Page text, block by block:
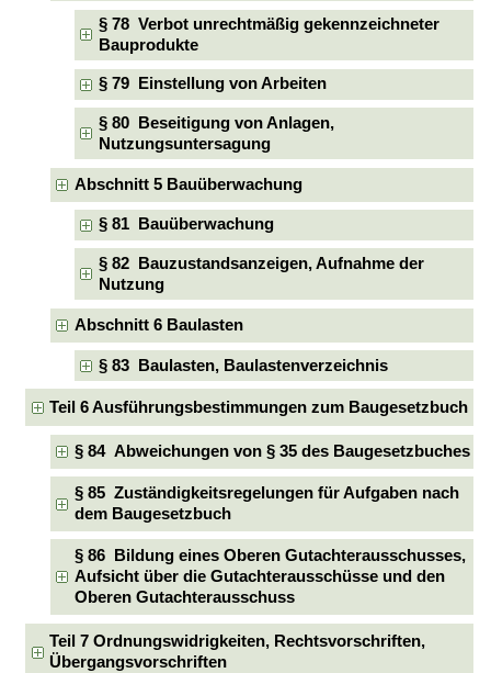
§ 78 Verbot unrechtmäßig gekennzeichneter
Bauprodukte
§ 79 Einstellung von Arbeiten
§ 80 Beseitigung von Anlagen,
Nutzungsuntersagung
Abschnitt 5 Bauüberwachung
§ 81 Bauüberwachung
§ 82 Bauzustandsanzeigen, Aufnahme der
Nutzung
Abschnitt 6 Baulasten
§ 83 Baulasten, Baulastenverzeichnis
Teil 6 Ausführungsbestimmungen zum Baugesetzbuch
§ 84 Abweichungen von § 35 des Baugesetzbuches
§ 85 Zuständigkeitsregelungen für Aufgaben nach
dem Baugesetzbuch
§ 86 Bildung eines Oberen Gutachterausschusses,
Aufsicht über die Gutachterausschüsse und den
Oberen Gutachterausschuss
Teil 7 Ordnungswidrigkeiten, Rechtsvorschriften,
Übergangsvorschriften